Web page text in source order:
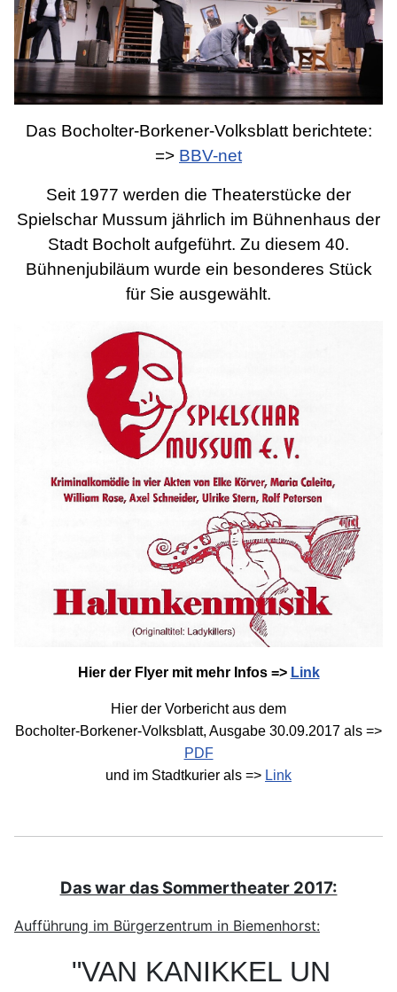
Das Bocholter-Borkener-Volksblatt berichtete:
=> BBV-net
Seit 1977 werden die Theaterstücke der
Spielschar Mussum jährlich im Bühnenhaus der
Stadt Bocholt aufgeführt. Zu diesem 40.
Bühnenjubiläum wurde ein besonderes Stück
für Sie ausgewählt.
Hier der Flyer mit mehr Infos => Link
Hier der Vorbericht aus dem
Bocholter-Borkener-Volksblatt, Ausgabe 30.09.2017 als =>
PDF
und im Stadtkurier als => Link
Das war das Sommertheater 2017:
Aufführung im Bürgerzentrum in Biemenhorst:
"VAN KANIKKEL UN